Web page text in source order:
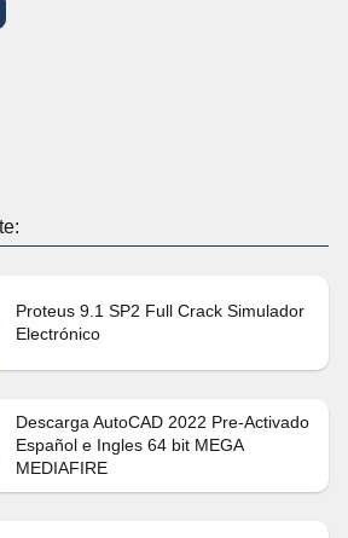
Proteus 9.1 SP2 Full Crack Simulador
Electrónico
Descarga AutoCAD 2022 Pre-Activado
Español e Ingles 64 bit MEGA
MEDIAFIRE